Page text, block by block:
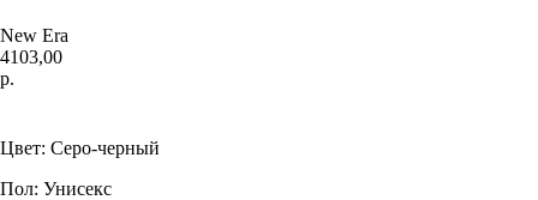
New Era
4103,00
р.
Цвет: Серо-черный
Пол: Унисекс